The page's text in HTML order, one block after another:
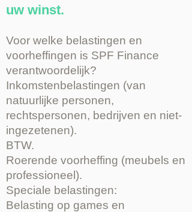
uw winst.
Voor welke belastingen en
voorheffingen is SPF Finance
verantwoordelijk?
Inkomstenbelastingen (van
natuurlijke personen,
rechtspersonen, bedrijven en niet-
ingezetenen).
BTW.
Roerende voorheffing (meubels en
professioneel).
Speciale belastingen:
Belasting op games en